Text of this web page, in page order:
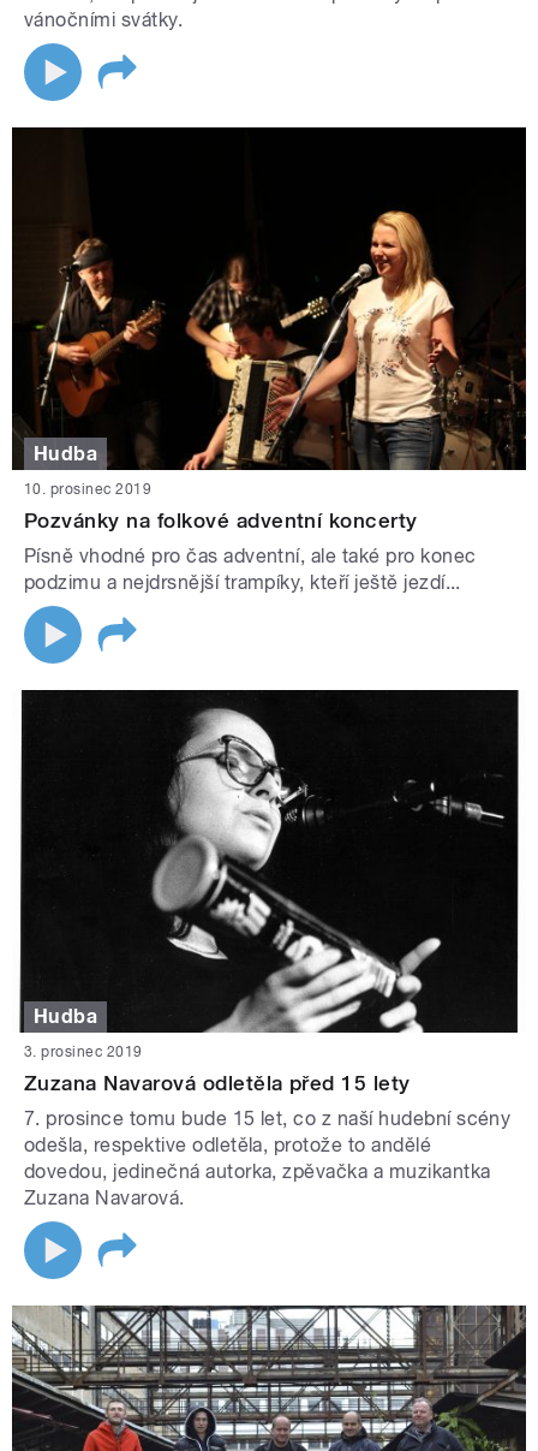
vánočními svátky.
Hudba
10. prosinec 2019
Pozvánky na folkové adventní koncerty
Písně vhodné pro čas adventní, ale také pro konec
podzimu a nejdrsnější trampíky, kteří ještě jezdí...
Hudba
3. prosinec 2019
Zuzana Navarová odletěla před 15 lety
7. prosince tomu bude 15 let, co z naší hudební scény
odešla, respektive odletěla, protože to andělé
dovedou, jedinečná autorka, zpěvačka a muzikantka
Zuzana Navarová.